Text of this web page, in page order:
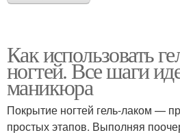
Как использовать
ногтей. Все шаги
маникюра
Покрытие ногтей гель-лаком —
простых этапов. Выполняя